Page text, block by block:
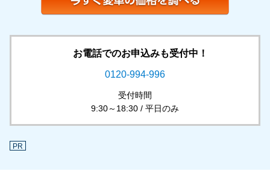
お電話でのお申込みも受付中！
0120-994-996
受付時間
9:30～18:30 / 平日のみ
PR